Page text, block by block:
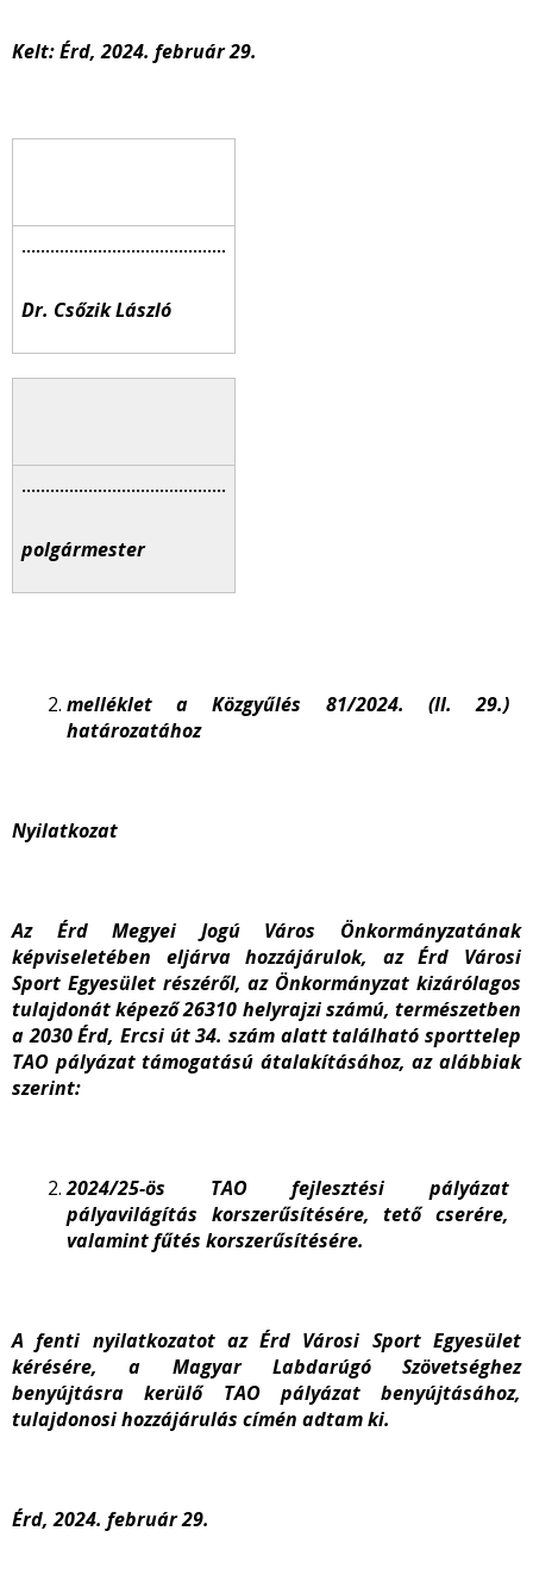
Kelt: Érd, 2024. február 29.
Dr. Csőzik László
polgármester
melléklet a Közgyűlés 81/2024. (II. 29.)
határozatához
Nyilatkozat
Az Érd Megyei Jogú Város Önkormányzatának
képviseletében eljárva hozzájárulok, az Érd Városi
Sport Egyesület részéről, az Önkormányzat kizárólagos
tulajdonát képező 26310 helyrajzi számú, természetben
a 2030 Érd, Ercsi út 34. szám alatt található sporttelep
TAO pályázat támogatású átalakításához, az alábbiak
szerint:
2024/25-ös TAO fejlesztési pályázat
pályavilágítás korszerűsítésére, tető cserére,
valamint fűtés korszerűsítésére.
A fenti nyilatkozatot az Érd Városi Sport Egyesület
kérésére, a Magyar Labdarúgó Szövetséghez
benyújtásra kerülő TAO pályázat benyújtásához,
tulajdonosi hozzájárulás címén adtam ki.
Érd, 2024. február 29.